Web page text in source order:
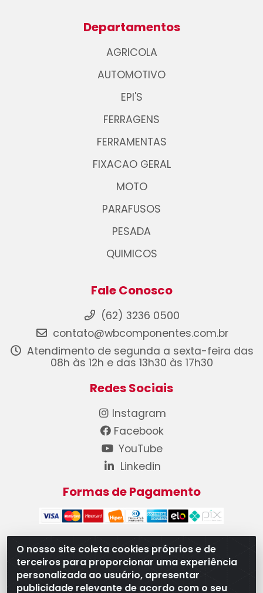
O nosso site coleta cookies próprios e de
terceiros para proporcionar uma experiência
personalizada ao usuário, apresentar
publicidade relevante de acordo com o seu
Departamentos
AGRICOLA
AUTOMOTIVO
EPI'S
FERRAGENS
FERRAMENTAS
FIXACAO GERAL
MOTO
PARAFUSOS
PESADA
QUIMICOS
Fale Conosco
(62) 3236 0500
contato@wbcomponentes.com.br
Atendimento de segunda a sexta-feira das
08h às 12h e das 13h30 às 17h30
Redes Sociais
Instagram
Facebook
YouTube
Linkedin
Formas de Pagamento
WB Componentes Automotivos LTDA - CNPJ
08.528.393/0001-12 - Rua do Níquel, 667 - Parque
Oeste Industrial, Goiânia/GO - CEP 74375-660